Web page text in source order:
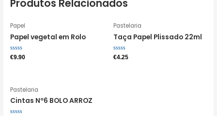
Produtos Relacionados
Papel
Papel vegetal em Rolo
Avaliação
€9.90
Pastelaria
Taça Papel Plissado 22ml
Avaliação
€4.25
Pastelaria
Cintas Nº6 BOLO ARROZ